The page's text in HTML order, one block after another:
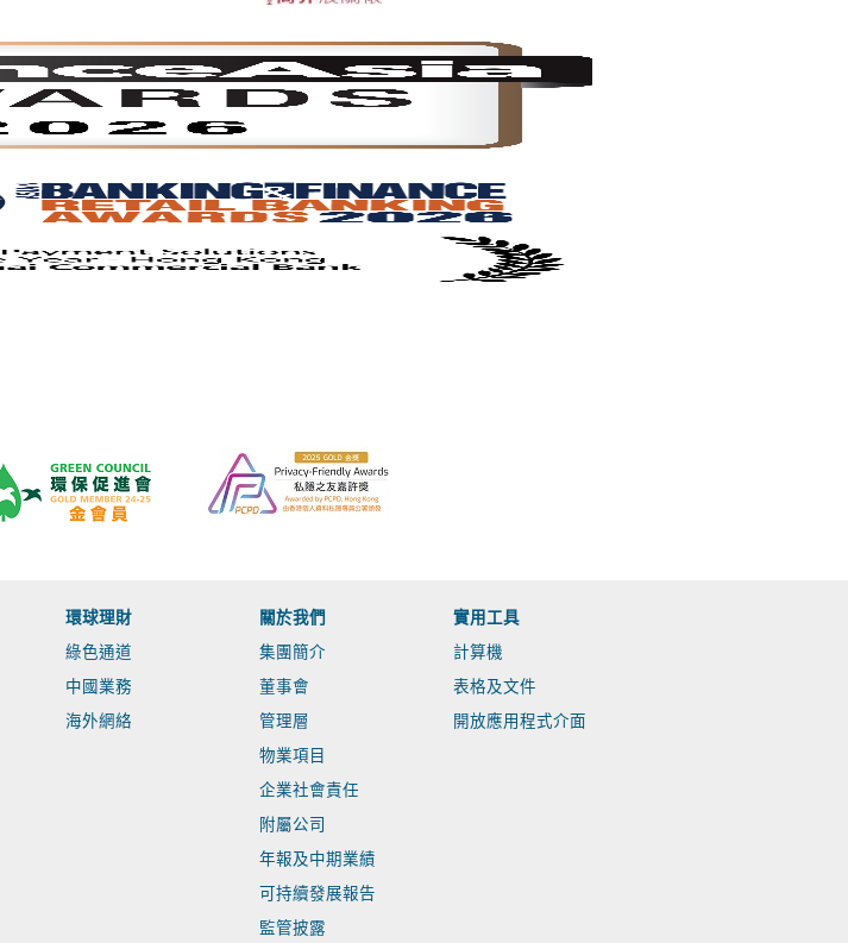
環球理財
綠色通道
中國業務
海外網絡
關於我們
集團簡介
董事會
管理層
物業項目
企業社會責任
附屬公司
年報及中期業績
可持續發展報告
監管披露
實用工具
計算機
表格及文件
開放應用程式介面